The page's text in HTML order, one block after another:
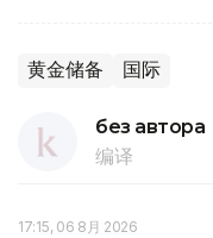
黄金储备 国际
без автора
编译
17:15, 06 8月 2026